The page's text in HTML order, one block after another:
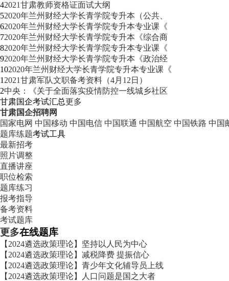
42021甘肃教师资格证面试大纲
52020年兰州财经大学长青学院专升本（公共、
62020年兰州财经大学长青学院专升本专业课《
72020年兰州财经大学长青学院专升本《综合商
82020年兰州财经大学长青学院专升本专业课《
92020年兰州财经大学长青学院专升本《政治经
102020年兰州财经大学长青学院专升本专业课《
1 2021甘肃军队文职备考资料（4月12日）
2中央：《关于全面落实疫情防控一线城乡社区
甘肃国企考试汇总更多
甘肃国企招聘网
国家电网 中国移动 中国电信 中国联通 中国航空 中国铁路 中国
题库练题考试工具
最新招考
照片调整
直播讲座
职位检索
题库练习
报考指导
备考资料
考试题库
更多在线题库
【2024遴选政策理论】坚持以人民为中心
【2024遴选政策理论】减税降费 提振信心
【2024遴选政策理论】青少年文化辅导员上线
【2024遴选政策理论】人口问题是国之大者